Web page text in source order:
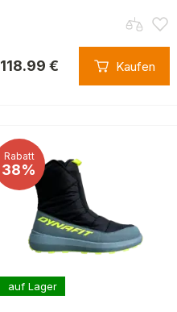
118.99 € Kaufen
Rabatt
38%
auf Lager